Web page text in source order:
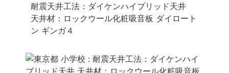
耐震天井工法：ダイケンハイブリッド天井
天井材：ロックウール化粧吸音板 ダイロート
ン ギンガ４